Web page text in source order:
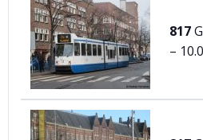
817
–